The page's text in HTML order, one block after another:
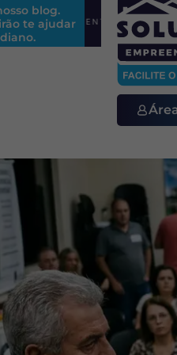
blog.
te ajudarENTENDA OS